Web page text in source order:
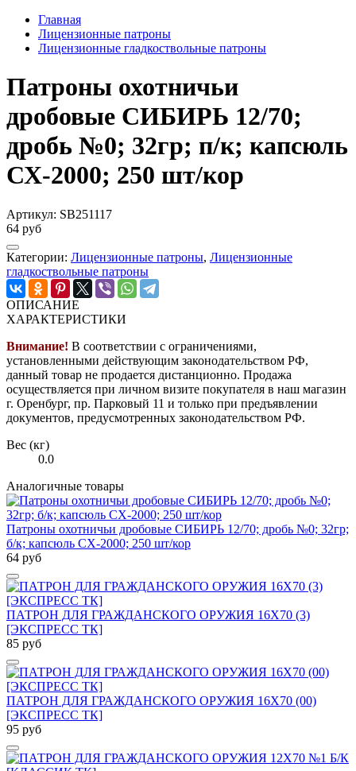
Главная
Лицензионные патроны
Лицензионные гладкоствольные патроны
Патроны охотничьи
дробовые СИБИРЬ 12/70;
дробь №0; 32гр; п/к; капсюль
СХ-2000; 250 шт/кор
Артикул: SB251117
64 руб
Категории: Лицензионные патроны, Лицензионные
гладкоствольные патроны
ОПИСАНИЕ
ХАРАКТЕРИСТИКИ
Внимание! В соответствии с ограничениями,
установленными действующим законодательством РФ,
данный товар не продается дистанционно. Продажа
осуществляется при личном визите покупателя в наш магазин
г. Оренбург, пр. Парковый 11 и только при предъявлении
документов, предусмотренных законодательством РФ.
Вес (кг)
0.0
Аналогичные товары
Патроны охотничьи дробовые СИБИРЬ 12/70; дробь №0; 32гр;
б/к; капсюль СХ-2000; 250 шт/кор
64 руб
ПАТРОН ДЛЯ ГРАЖДАНСКОГО ОРУЖИЯ 16Х70 (3)
[ЭКСПРЕСС ТК]
85 руб
ПАТРОН ДЛЯ ГРАЖДАНСКОГО ОРУЖИЯ 16Х70 (00)
[ЭКСПРЕСС ТК]
95 руб